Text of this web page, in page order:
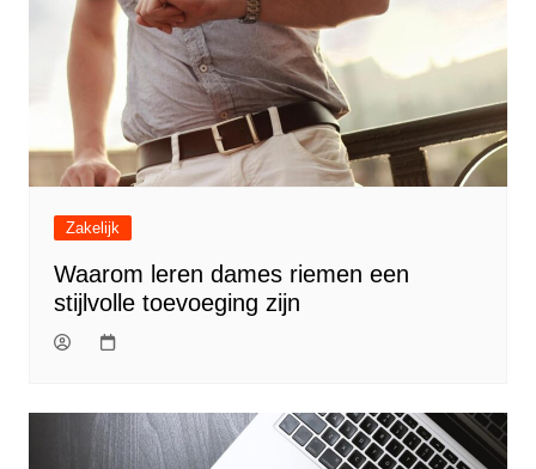
Zakelijk
Waarom leren dames riemen een
stijlvolle toevoeging zijn